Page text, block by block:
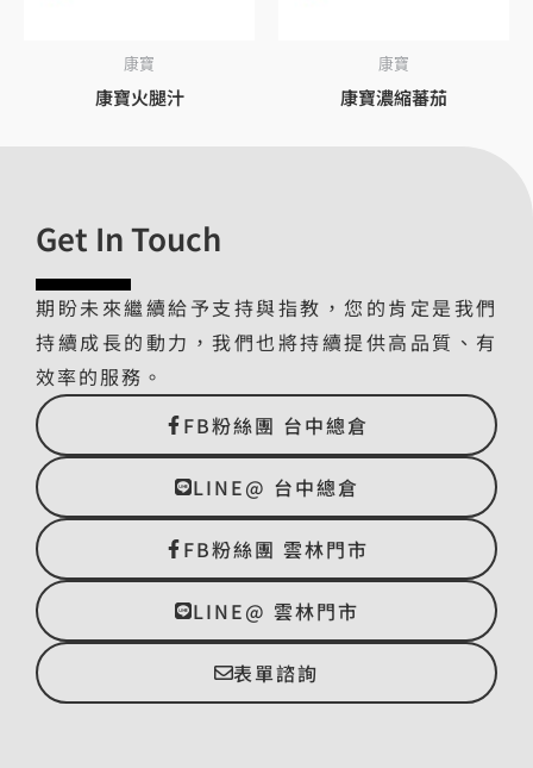
康寶
康寶火腿汁
康寶
康寶濃縮蕃茄
Get In Touch
期盼未來繼續給予支持與指教，您的肯定是我們
持續成長的動力，我們也將持續提供高品質、有
效率的服務。
FB粉絲團 台中總倉
LINE@ 台中總倉
FB粉絲團 雲林門市
LINE@ 雲林門市
表單諮詢